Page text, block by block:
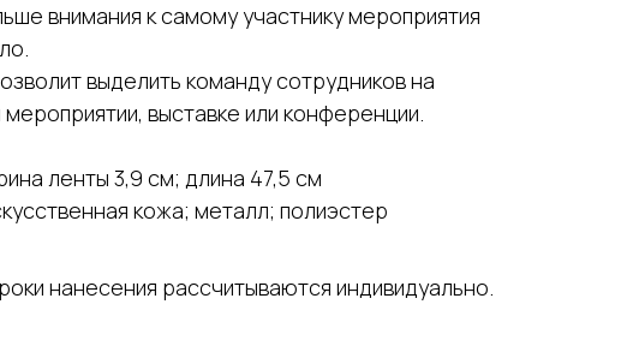
внимания к самому участнику мероприятия
выделить команду сотрудников на
выставке или конференции.
ленты 3,9 см; длина 47,5 см
кожа; металл; полиэстер
нанесения рассчитываются индивидуально.